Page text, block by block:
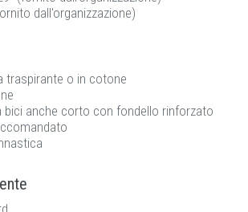
dall'organizzazione)
traspirante o in cotone
bici anche corto con fondello rinforzato